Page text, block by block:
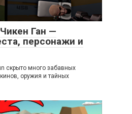
Ган —
персонажи и
скрыто много забавных
оружия и тайных